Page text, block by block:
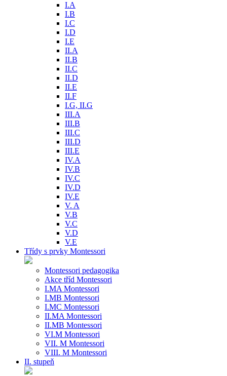
I.A
I.B
I.C
I.D
I.E
II.A
II.B
II.C
II.D
II.E
II.F
I.G, II.G
III.A
III.B
III.C
III.D
III.E
IV.A
IV.B
IV.C
IV.D
IV.E
V. A
V.B
V.C
V.D
V.E
Třídy s prvky Montessori
Montessori pedagogika
Akce tříd Montessori
I.MA Montessori
I.MB Montessori
I.MC Montessori
II.MA Montessori
II.MB Montessori
VI.M Montessori
VII. M Montessori
VIII. M Montessori
II. stupeň